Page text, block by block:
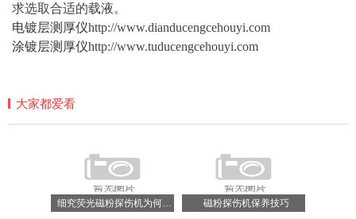
求选取合适的载液。
电镀层测厚仪http://www.dianducengcehouyi.com
涂镀层测厚仪http://www.tuducengcehouyi.com
大家都爱看
磁粉探伤机保养技巧